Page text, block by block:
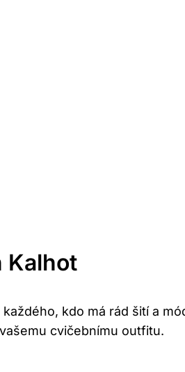
Kalhot
kdo má rád šití a
cvičebnímu outfitu.